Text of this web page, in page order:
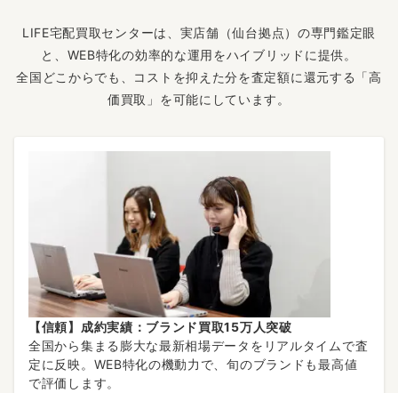
LIFE宅配買取センターは、実店舗（仙台拠点）の専門鑑定眼
と、WEB特化の効率的な運用をハイブリッドに提供。
全国どこからでも、コストを抑えた分を査定額に還元する「高
価買取」を可能にしています。
【信頼】成約実績：ブランド買取15万人突破
全国から集まる膨大な最新相場データをリアルタイムで査
定に反映。WEB特化の機動力で、旬のブランドも最高値
で評価します。